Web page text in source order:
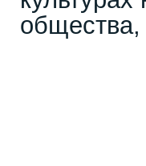
общества,